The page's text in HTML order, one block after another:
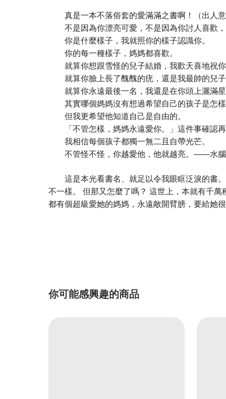
真是一本不落俗套的愛滿滿之書啊！（出人意
不是因為你漂亮可愛，不是因為你討人喜歡，
你是什麼樣子，我就照你的樣子認識你。
你的每一種樣子，媽媽都喜歡。
就算你想跟雪怪的兒子結婚，我歡天喜地祝你
就算你臉上長了醜醜的疣，還是我最帥的兒
就算你永遠最後一名，我還是在你頭上灑滿
其實哪個媽媽沒有想過希望自己的孩子是怎樣
但我更希望他知道自己是自由的。
「不管怎樣，媽媽永遠愛你。」這件事確認再
我相信每個孩子都獨一無二且自帶光芒。
不管怪不怪，你越愛他，他就越亮。——水腦
這是本光看書名、就足以令我眼眶泛淚的書。
不一樣。 但那又怎麼了嗎？ 這世上，本就有千
都有個超級愛她的媽媽，永遠敞開臂膀，要給她
你可能感興趣的商品